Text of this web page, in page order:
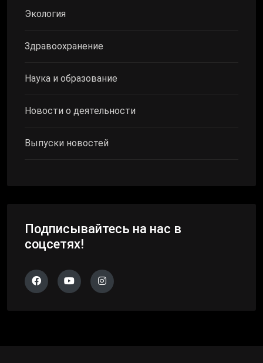
Экология
Здравоохранение
Наука и образование
Новости о деятельности
Выпуски новостей
Подписывайтесь на нас в
соцсетях!